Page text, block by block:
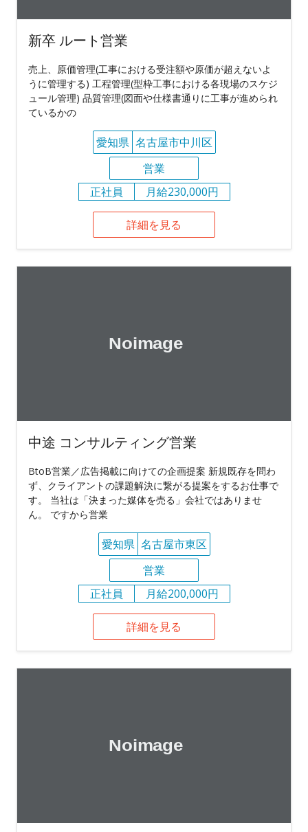
新卒 ルート営業
売上、原価管理(工事における受注額や原価が超えないよ
うに管理する) 工程管理(型枠工事における各現場のスケジ
ュール管理) 品質管理(図面や仕様書通りに工事が進められ
ているかの
愛知県 名古屋市中川区
営業
正社員
月給230,000円
詳細を見る
中途 コンサルティング営業
BtoB営業／広告掲載に向けての企画提案 新規既存を問わ
ず、クライアントの課題解決に繋がる提案をするお仕事で
す。 当社は「決まった媒体を売る」会社ではありませ
ん。 ですから営業
愛知県 名古屋市東区
営業
正社員
月給200,000円
詳細を見る